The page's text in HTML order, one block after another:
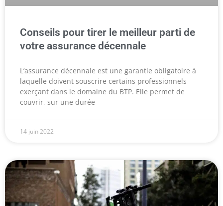
Conseils pour tirer le meilleur parti de
votre assurance décennale
L’assurance décennale est une garantie obligatoire à
laquelle doivent souscrire certains professionnels
exerçant dans le domaine du BTP. Elle permet de
couvrir, sur une durée
14 juin 2022